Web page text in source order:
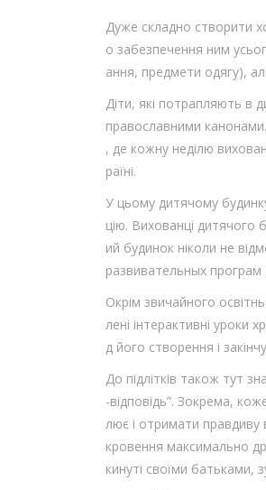
Дуже складно створити
о забезпечення ним
ання, предмети одягу),
Діти, які потрапляють в
православними
, де кожну неділю
раїні.
У цьому дитячому
цію. Вихованці дитячого
ий будинок ніколи не
развивательных програм
Окрім звичайного
лені інтерактивні уроки
д його створення і
До підлітків також тут
-відповідь”. Зокрема,
лює і отримати правдиву
кровення максимально
кинуті своїми батьками,